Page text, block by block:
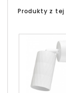
Produkty z